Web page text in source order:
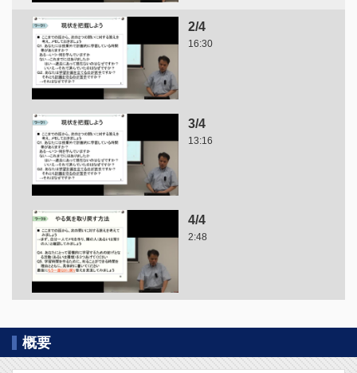
2/4
16:30
3/4
13:16
4/4
2:48
概要